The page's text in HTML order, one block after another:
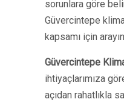
sorunlara göre
Güvercintepe
kapsamı için
Güvercintepe
ihtiyaçlarımıza
açıdan rahatlıkla